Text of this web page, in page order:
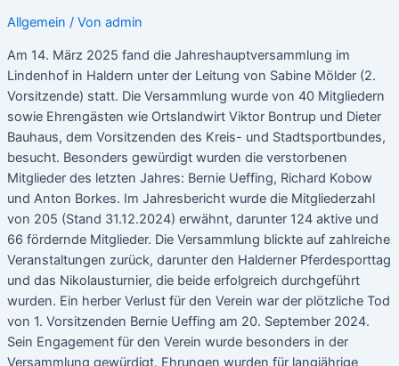
Allgemein / Von admin
Am 14. März 2025 fand die Jahreshauptversammlung im
Lindenhof in Haldern unter der Leitung von Sabine Mölder (2.
Vorsitzende) statt. Die Versammlung wurde von 40 Mitgliedern
sowie Ehrengästen wie Ortslandwirt Viktor Bontrup und Dieter
Bauhaus, dem Vorsitzenden des Kreis- und Stadtsportbundes,
besucht. Besonders gewürdigt wurden die verstorbenen
Mitglieder des letzten Jahres: Bernie Ueffing, Richard Kobow
und Anton Borkes. Im Jahresbericht wurde die Mitgliederzahl
von 205 (Stand 31.12.2024) erwähnt, darunter 124 aktive und
66 fördernde Mitglieder. Die Versammlung blickte auf zahlreiche
Veranstaltungen zurück, darunter den Halderner Pferdesporttag
und das Nikolausturnier, die beide erfolgreich durchgeführt
wurden. Ein herber Verlust für den Verein war der plötzliche Tod
von 1. Vorsitzenden Bernie Ueffing am 20. September 2024.
Sein Engagement für den Verein wurde besonders in der
Versammlung gewürdigt. Ehrungen wurden für langjährige